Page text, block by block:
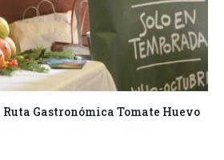
Gastronómica Tomate Huevo